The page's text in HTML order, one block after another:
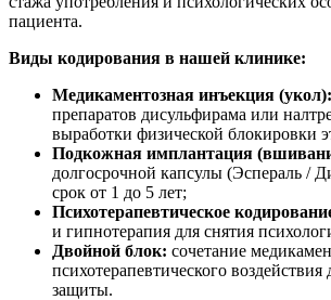
пациента.
Виды кодирования в нашей клинике:
Медикаментозная инъекция (укол):
препаратов дисульфирама или
выработки физической блокировки
Подкожная имплантация
долгосрочной капсулы (Эспераль /
срок от 1 до 5 лет;
Психотерапевтическое
и гипнотерапия для снятия
Двойной блок: сочетание
психотерапевтического
защиты.